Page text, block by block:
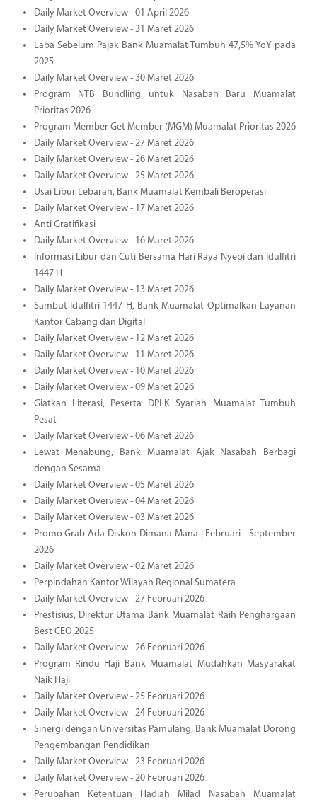
Daily Market Overview - 01 April 2026
Daily Market Overview - 31 Maret 2026
Laba Sebelum Pajak Bank Muamalat Tumbuh 47,5% YoY pada
2025
Daily Market Overview - 30 Maret 2026
Program NTB Bundling untuk Nasabah Baru Muamalat
Prioritas 2026
Program Member Get Member (MGM) Muamalat Prioritas 2026
Daily Market Overview - 27 Maret 2026
Daily Market Overview - 26 Maret 2026
Daily Market Overview - 25 Maret 2026
Usai Libur Lebaran, Bank Muamalat Kembali Beroperasi
Daily Market Overview - 17 Maret 2026
Anti Gratifikasi
Daily Market Overview - 16 Maret 2026
Informasi Libur dan Cuti Bersama Hari Raya Nyepi dan Idulfitri
1447 H
Daily Market Overview - 13 Maret 2026
Sambut Idulfitri 1447 H, Bank Muamalat Optimalkan Layanan
Kantor Cabang dan Digital
Daily Market Overview - 12 Maret 2026
Daily Market Overview - 11 Maret 2026
Daily Market Overview - 10 Maret 2026
Daily Market Overview - 09 Maret 2026
Giatkan Literasi, Peserta DPLK Syariah Muamalat Tumbuh
Pesat
Daily Market Overview - 06 Maret 2026
Lewat Menabung, Bank Muamalat Ajak Nasabah Berbagi
dengan Sesama
Daily Market Overview - 05 Maret 2026
Daily Market Overview - 04 Maret 2026
Daily Market Overview - 03 Maret 2026
Promo Grab Ada Diskon Dimana-Mana | Februari - September
2026
Daily Market Overview - 02 Maret 2026
Perpindahan Kantor Wilayah Regional Sumatera
Daily Market Overview - 27 Februari 2026
Prestisius, Direktur Utama Bank Muamalat Raih Penghargaan
Best CEO 2025
Daily Market Overview - 26 Februari 2026
Program Rindu Haji Bank Muamalat Mudahkan Masyarakat
Naik Haji
Daily Market Overview - 25 Februari 2026
Daily Market Overview - 24 Februari 2026
Sinergi dengan Universitas Pamulang, Bank Muamalat Dorong
Pengembangan Pendidikan
Daily Market Overview - 23 Februari 2026
Daily Market Overview - 20 Februari 2026
Perubahan Ketentuan Hadiah Milad Nasabah Muamalat